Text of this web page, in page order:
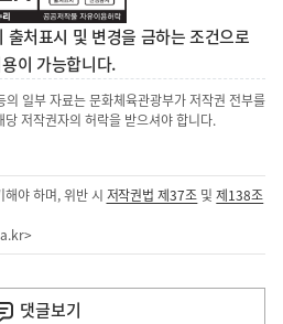
처표시 및 변경을 금하는 조건으로
이 가능합니다.
일부 자료는 문화체육관광부가 저작권 전부를
저작권자의 허락을 받으셔야 합니다.
야 하며, 위반 시 저작권법 제37조 및제138조
>
댓글보기